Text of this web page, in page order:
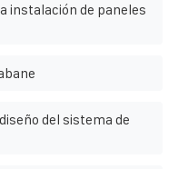
instalación de paneles
del sistema de